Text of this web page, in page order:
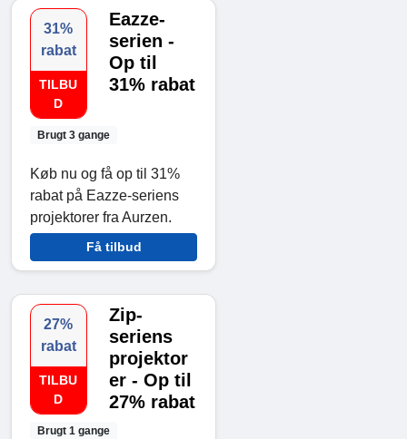
31%
rabat
TILBU
D
Brugt 3 gange
Eazze-
serien -
Op til
31% rabat
Køb nu og få op til 31%
rabat på Eazze-seriens
projektorer fra Aurzen.
Få tilbud
27%
rabat
TILBU
D
Brugt 1 gange
Zip-
seriens
projektor
er - Op til
27% rabat